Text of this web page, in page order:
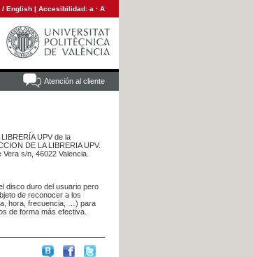
/ English | Accesibilidad: a · A
Atención al cliente
UPV de la
DE LA LIBRERIA UPV.
s/n, 46022 Valencia.
disco duro del usuario pero
de reconocer a los
hora, frecuencia, …) para
de forma más efectiva.